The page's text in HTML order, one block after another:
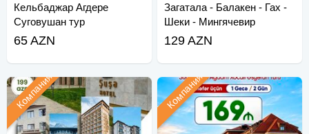
Кельбаджар Агдере
Суговушан тур
65 AZN
Загатала - Балакен - Гах -
Шеки - Мингячевир
129 AZN
Компания Компания